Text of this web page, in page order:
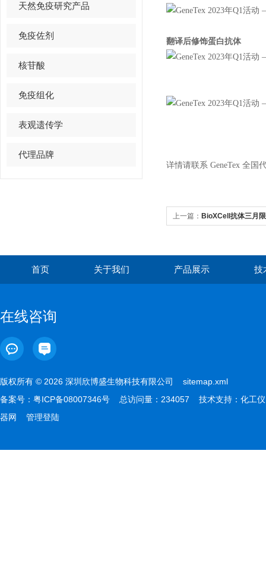
天然免疫研究产品
免疫佐剂
核苷酸
免疫组化
表观遗传学
代理品牌
翻译后修饰蛋白抗体
详情请联系 GeneTex 全国
上一篇： BioXCell抗体三月
首页 关于我们 产品展示 技
在线咨询
版权所有 © 2026 深圳欣博盛生物科技有限公司 sitemap.xml
备案号： 粤ICP备08007346号 总访问量：234057 技术支持： 化工仪
器网
管理登陆